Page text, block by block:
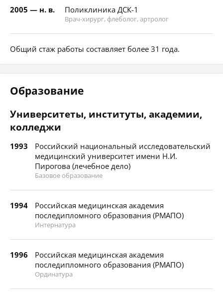
2005 — н. в. Поликлиника ДСК-1
Врач-хирург, флеболог, артролог
Общий стаж работы составляет более 31 года.
Образование
Университеты, институты, академии,
колледжи
1993
Российский национальный исследовательский
медицинский университет имени Н.И.
Пирогова (лечебное дело)
Базовое образование
1994
Российская медицинская академия
последипломного образования (РМАПО)
Интернатура
1996
Российская медицинская академия
последипломного образования (РМАПО)
Ординатура